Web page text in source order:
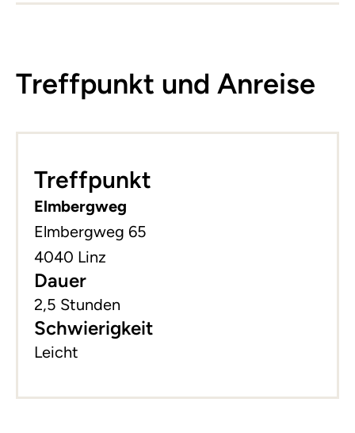
Treffpunkt und Anreise
−
Treffpunkt
Elmbergweg
Elmbergweg 65
4040 Linz
Dauer
2,5 Stunden
Schwierigkeit
Leicht